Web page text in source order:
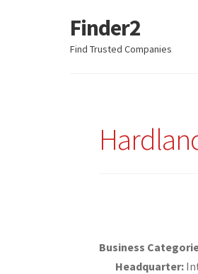
Skip
to
Skip
to
Finder2
Find Trusted Companies
Business
Headquarter: